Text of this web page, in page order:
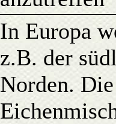
In Europa
z.B. der
Norden.